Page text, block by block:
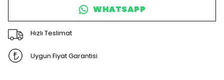
WHATSAPP
Hızlı Teslimat
Uygun Fiyat Garantisi